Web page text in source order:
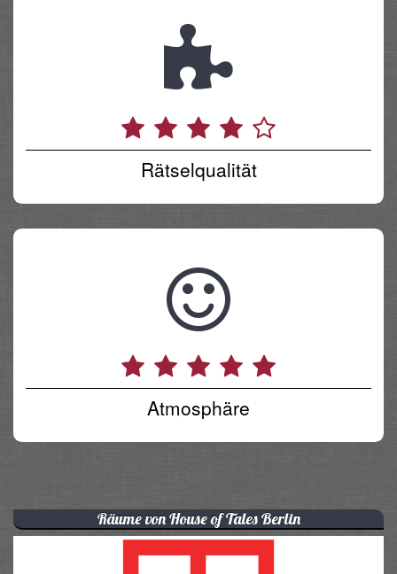
Rätselqualität
Atmosphäre
Räume von House of Tales Berlin